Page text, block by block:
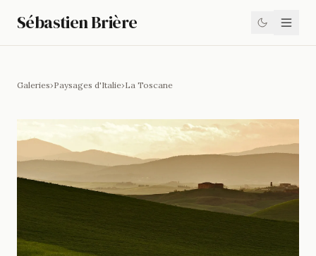
Sébastien Brière
Galeries›Paysages d'Italie›La Toscane